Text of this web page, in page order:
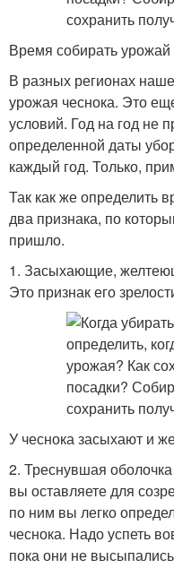
Время собирать урожай
В разных регионах
урожая чеснока. Это
условий. Год на год не
определенной даты
каждый год. Только,
Так как же определить
два признака, по
пришло.
1. Засыхающие,
Это признак его
У чеснока засыхают и
2. Треснувшая
вы оставляете для
по ним вы легко
чеснока. Надо успеть
пока они не